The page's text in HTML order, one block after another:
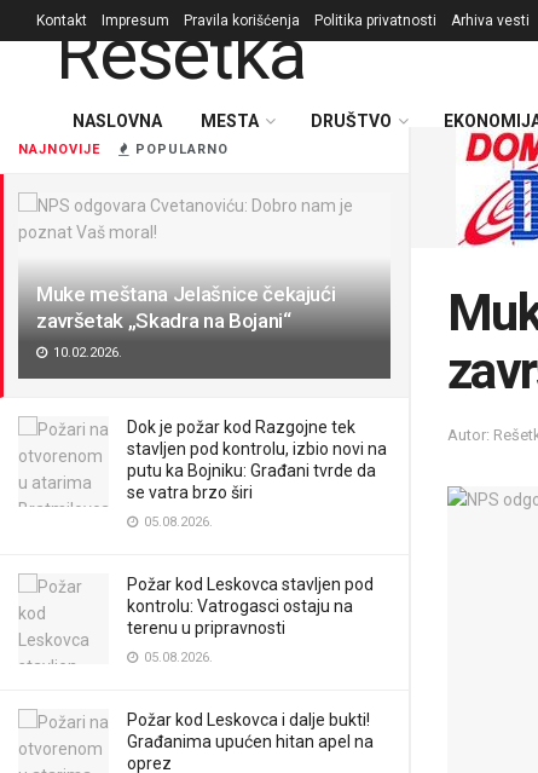
NAJNOVIJE POPULARNO
Muke meštana Jelašnice čekajući
završetak „Skadra na Bojani“
10.02.2026.
Dok je požar kod Razgojne tek
stavljen pod kontrolu, izbio novi na
putu ka Bojniku: Građani tvrde da
se vatra brzo širi
05.08.2026.
Požar kod Leskovca stavljen pod
kontrolu: Vatrogasci ostaju na
terenu u pripravnosti
05.08.2026.
Požar kod Leskovca i dalje bukti!
Građanima upućen hitan apel na
oprez
Kontakt Impresum Pravila korišćenja Politika privatnosti Arhiva vesti
NASLOVNA MESTA DRUŠTVO
Autor: